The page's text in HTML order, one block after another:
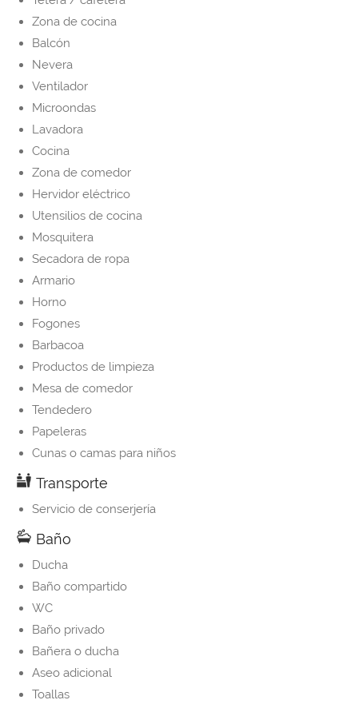
Zona de cocina
Balcón
Nevera
Ventilador
Microondas
Lavadora
Cocina
Zona de comedor
Hervidor eléctrico
Utensilios de cocina
Mosquitera
Secadora de ropa
Armario
Horno
Fogones
Barbacoa
Productos de limpieza
Mesa de comedor
Tendedero
Papeleras
Cunas o camas para niños
Transporte
Servicio de conserjería
Baño
Ducha
Baño compartido
WC
Baño privado
Bañera o ducha
Aseo adicional
Toallas